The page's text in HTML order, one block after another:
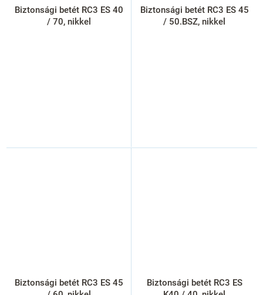
Biztonsági betét RC3 ES 40
/ 70, nikkel
Biztonsági betét RC3 ES 45
/ 50.BSZ, nikkel
Biztonsági betét RC3 ES 45
Biztonsági betét RC3 ES